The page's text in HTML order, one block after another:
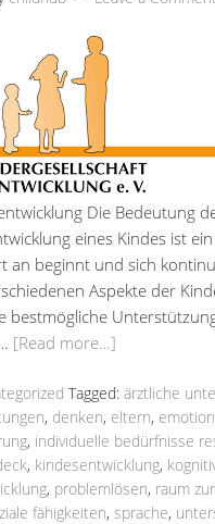
Die Bedeutung
eines Kindes ist
an beginnt und sich
Aspekte der
bestmögliche
[Read more…]
Tagged: ärztliche
, denken, eltern,
, individuelle bedürfnisse
, kindesentwicklung,
, problemlösen, raum
fähigkeiten, sprache,